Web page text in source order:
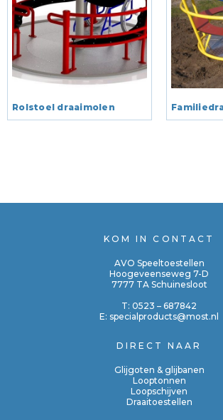
Rolstoel draaimolen
KOM IN CONTACT
AVO Speeltoestellen
Hoogeveenseweg 7-D
7777 TA Schuinesloot
T: 0523 – 687842
E: specialproducts@most.nl
DIRECT NAAR
Glijgoten & glijbanen
Looptonnen
Loopschijven
Draaitoestellen